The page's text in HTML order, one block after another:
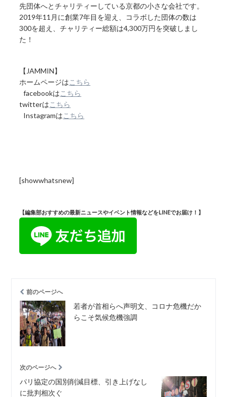
先団体へとチャリティーしている京都の小さな会社です。
2019年11月に創業7年目を迎え、コラボした団体の数は
300を超え、チャリティー総額は4,300万円を突破しまし
た！
【JAMMIN】
ホームページはこちら
facebookはこちら
twitterはこちら
Instagramはこちら
[showwhatsnew]
【編集部おすすめの最新ニュースやイベント情報などをLINEでお届け！】
前のページへ
若者が首相らへ声明文、コロナ危機だか
らこそ気候危機強調
次のページへ
パリ協定の国別削減目標、引き上げなし
に批判相次ぐ